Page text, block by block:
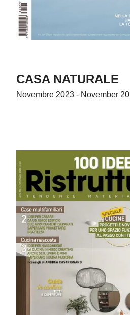
CASA NATURALE
Novembre 2023 - November